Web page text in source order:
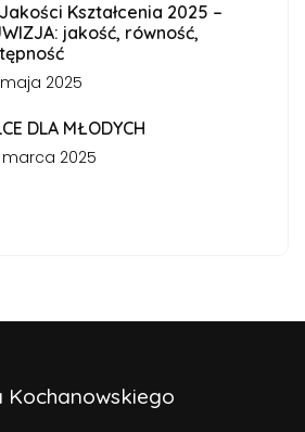
Kształcenia 2025 –
jakość, równość,
2025
DLA MŁODYCH
marca 2025
Kochanowskiego